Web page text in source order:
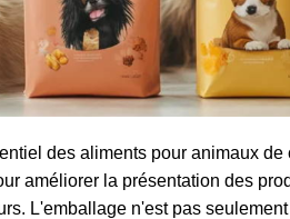
des aliments pour animaux
améliorer la présentation des
L'emballage n'est pas